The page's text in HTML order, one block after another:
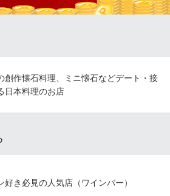
20分
創作懐石料理、ミニ懐石などデート・接
日本料理のお店
好き必見の人気店（ワインバー）